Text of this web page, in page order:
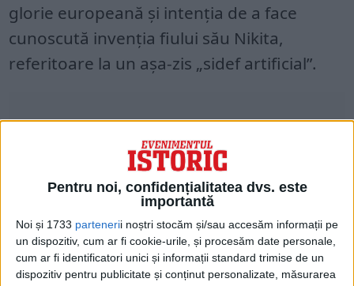
Pentru noi, confidențialitatea dvs. este
importantă
Noi și 1733 partenerii noștri stocăm și/sau accesăm informații pe
un dispozitiv, cum ar fi cookie-urile, și procesăm date personale,
cum ar fi identificatori unici și informații standard trimise de un
dispozitiv pentru publicitate și conținut personalizate, măsurarea
glorie europeană și intenția de a face
cunoscută invenția fiului său Nikita,
referitoare la un așa-zis „sidef artificial”.